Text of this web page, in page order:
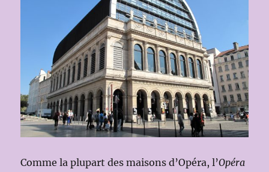
Comme la plupart des maisons d’Opéra, l’Opéra